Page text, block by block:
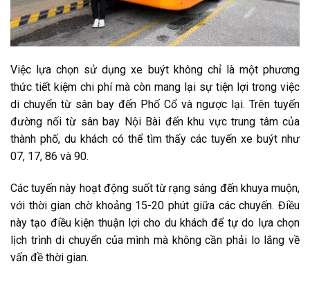
Việc lựa chọn sử dụng xe buýt không chỉ là một phương
thức tiết kiệm chi phí mà còn mang lại sự tiện lợi trong việc
di chuyển từ sân bay đến Phố Cổ và ngược lại. Trên tuyến
đường nối từ sân bay Nội Bài đến khu vực trung tâm của
thành phố, du khách có thể tìm thấy các tuyến xe buýt như
07, 17, 86 và 90.
Các tuyến này hoạt động suốt từ rạng sáng đến khuya muộn,
với thời gian chờ khoảng 15-20 phút giữa các chuyến. Điều
này tạo điều kiện thuận lợi cho du khách để tự do lựa chọn
lịch trình di chuyển của mình mà không cần phải lo lắng về
vấn đề thời gian.